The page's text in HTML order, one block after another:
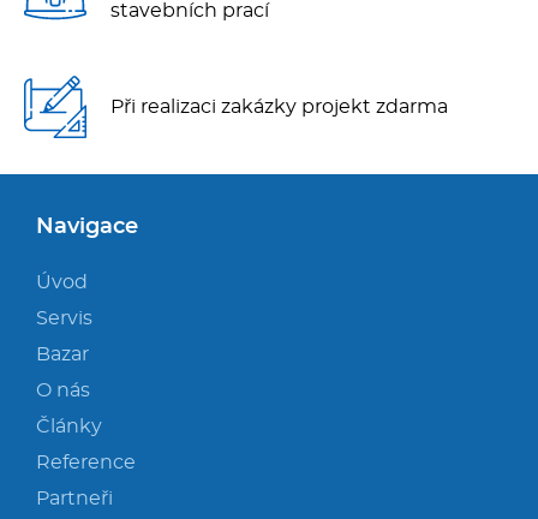
stavebních prací
Při realizaci zakázky projekt zdarma
Navigace
Úvod
Servis
Bazar
O nás
Články
Reference
Partneři